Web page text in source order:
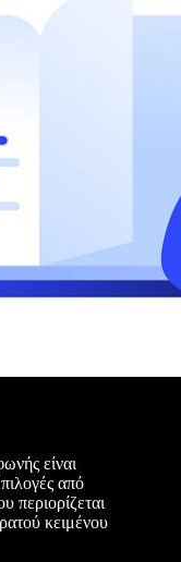
είναι
από
περιορίζεται
κειμένου